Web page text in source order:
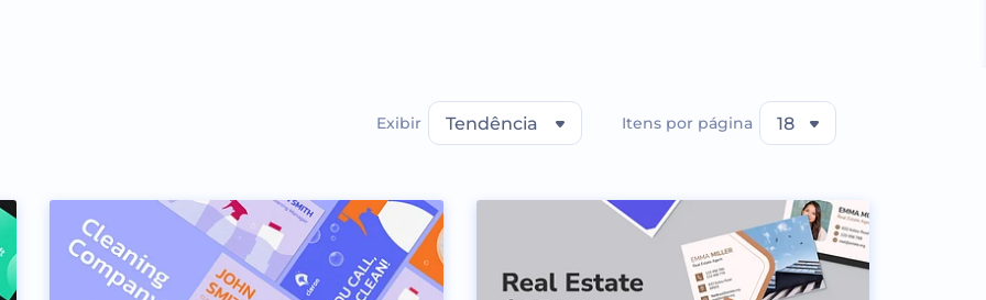
Exibir Tendência Itens por página 18